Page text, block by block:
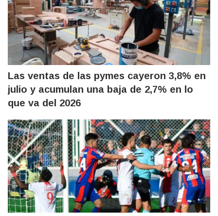
Las ventas de las pymes cayeron 3,8% en
julio y acumulan una baja de 2,7% en lo
que va del 2026